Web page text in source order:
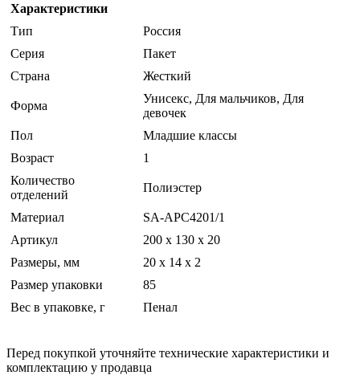
Характеристики
Тип
Россия
Серия
Пакет
Страна
Жесткий
Форма
Унисекс, Для мальчиков, Для
девочек
Пол
Младшие классы
Возраст
1
Количество
отделений
Полиэстер
Материал
SA-APC4201/1
Артикул
200 х 130 х 20
Размеры, мм
20 x 14 x 2
Размер упаковки
85
Вес в упаковке, г
Пенал
Перед покупкой уточняйте технические характеристики и
комплектацию у продавца